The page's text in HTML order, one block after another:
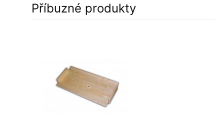
Příbuzné produkty